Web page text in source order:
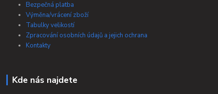
Bezpečná platba
Výměna/vrácení zboží
Tabulky velikostí
Zpracování osobních údajů a jejich ochrana
Kontakty
Kde nás najdete